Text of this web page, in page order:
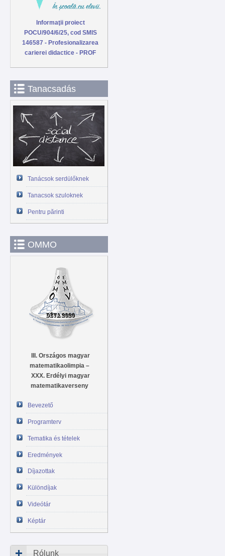
Informaţii proiect
POCU/904/6/25, cod SMIS
146587 - Profesionalizarea
carierei didactice - PROF
Tanacsadás
Tanácsok serdülőknek
Tanacsok szuloknek
Pentru părinti
OMMO
III. Országos magyar
matematikaolimpia –
XXX. Erdélyi magyar
matematikaverseny
Bevezető
Programterv
Tematika és tételek
Eredmények
Díjazottak
Különdíjak
Videótár
Képtár
Rólunk